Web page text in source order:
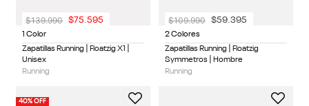
1 Color
Zapatillas Running | Floatzig X1 |
Unisex
Running
$139.990 $75.595
2 Colores
Zapatillas Running | Floatzig
Symmetros | Hombre
Running
$109.990 $59.395
40% OFF